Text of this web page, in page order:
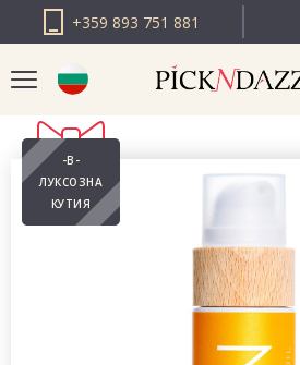
+359 893 751 881
PICK N DAZZLE
РУМЪНИЯ
PICK N DAZZLE
-В-
ЛУКСОЗНА
КУТИЯ